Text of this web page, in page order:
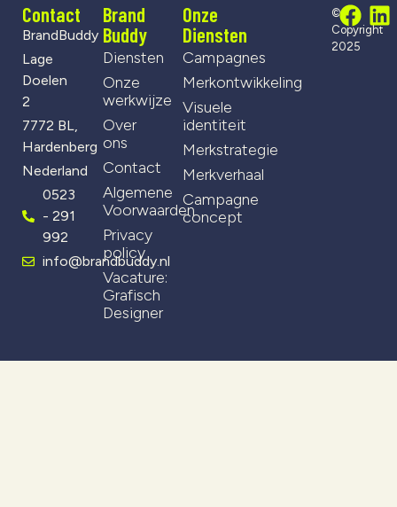
Contact
BrandBuddy
Lage
Doelen
2
7772 BL,
Hardenberg
Nederland
0523
- 291
992
info@brandbuddy.nl
Brand
Buddy
Diensten
Onze
werkwijze
Over
ons
Contact
Algemene
Voorwaarden
Privacy
policy
Vacature:
Grafisch
Designer
Onze
Diensten
Campagnes
Merkontwikkeling
Visuele
identiteit
Merkstrategie
Merkverhaal
Campagne
concept
©
Copyright
2025